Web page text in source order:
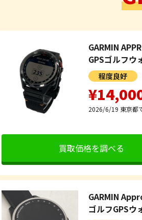
GARMIN
GPSゴルフウ
程度良好
2026/6/19 東京都
買取価格を調べる
GARMIN
ゴルフGPSウ